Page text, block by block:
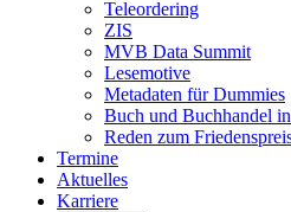
Teleordering
ZIS
MVB Data Summit
Lesemotive
Metadaten für Dummies
Buch und Buchhandel
Reden zum
Termine
Aktuelles
Karriere